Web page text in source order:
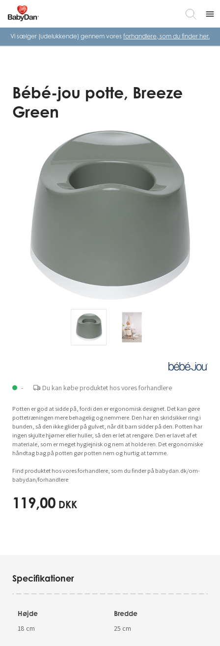
menu
Vi sælger (udelukkende) gennem vores forhandlere, som du finder her.
- Du kan købe produktet hos vores forhandlere
Potten er god at sidde på, fordi den er ergonomisk designet. Det kan gøre
pottetræningen mere behagelig og nemmere. Den har en skridsikker ring i
bunden, så den ikke glider på gulvet, når dit barn sidder på den. Potten har
ingen skjulte hjørner eller huller, så den er let at rengøre. Den er lavet af et
materiale, som er meget hygiejnisk og nem at holde ren. Det ergonomiske
håndtag bag på potten gør potten nem og hurtig at tømme.
Find produktet hos vores forhandlere, som du finder på babydan.dk/om-
babydan/forhandlere
119,00 DKK
Bébé-jou potte, Breeze
Green
Specifikationer
Højde
18 cm
Bredde
25 cm